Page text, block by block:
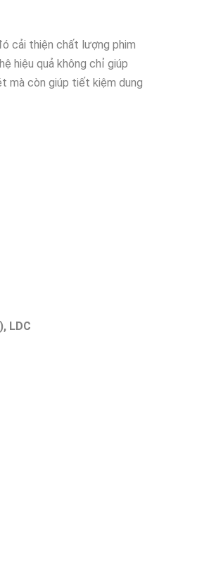
cải thiện chất lượng phim
hiệu quả không chỉ giúp
mà còn giúp tiết kiệm dung
LDC